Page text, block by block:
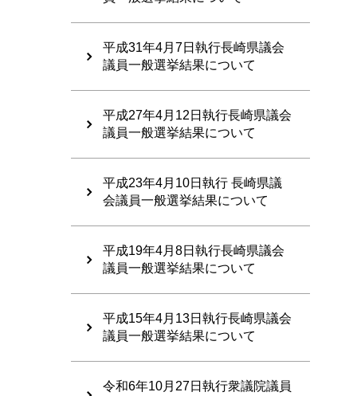
平成31年4月7日執行長崎県議会
議員一般選挙結果について
平成27年4月12日執行長崎県議会
議員一般選挙結果について
平成23年4月10日執行 長崎県議
会議員一般選挙結果について
平成19年4月8日執行長崎県議会
議員一般選挙結果について
平成15年4月13日執行長崎県議会
議員一般選挙結果について
令和6年10月27日執行衆議院議員